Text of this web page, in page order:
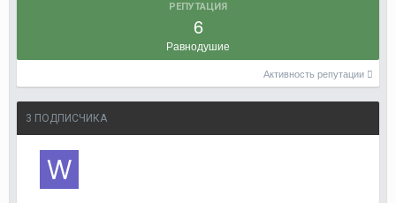
РЕПУТАЦИЯ
6
Равнодушие
Активность репутации
3 ПОДПИСЧИКА